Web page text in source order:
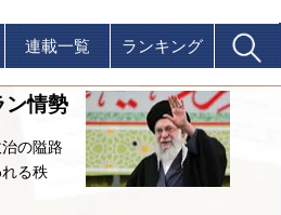
連載一覧 ランキング
ン情勢
の隘路
る秩